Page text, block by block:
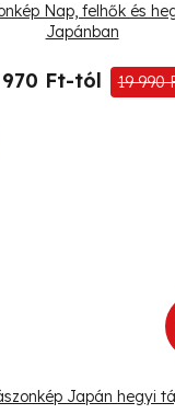
Nap, felhők és
Japánban
970 Ft-tól 19 990
Japán hegyi